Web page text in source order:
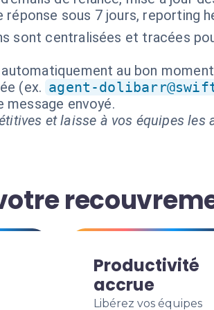
réponse sous 7 jours, reporting
sont centralisées et tracées
au bon
(ex. agent-
envoyé.
et laisse à vos équipes les
Productivité
accrue
Libérez vos équipes